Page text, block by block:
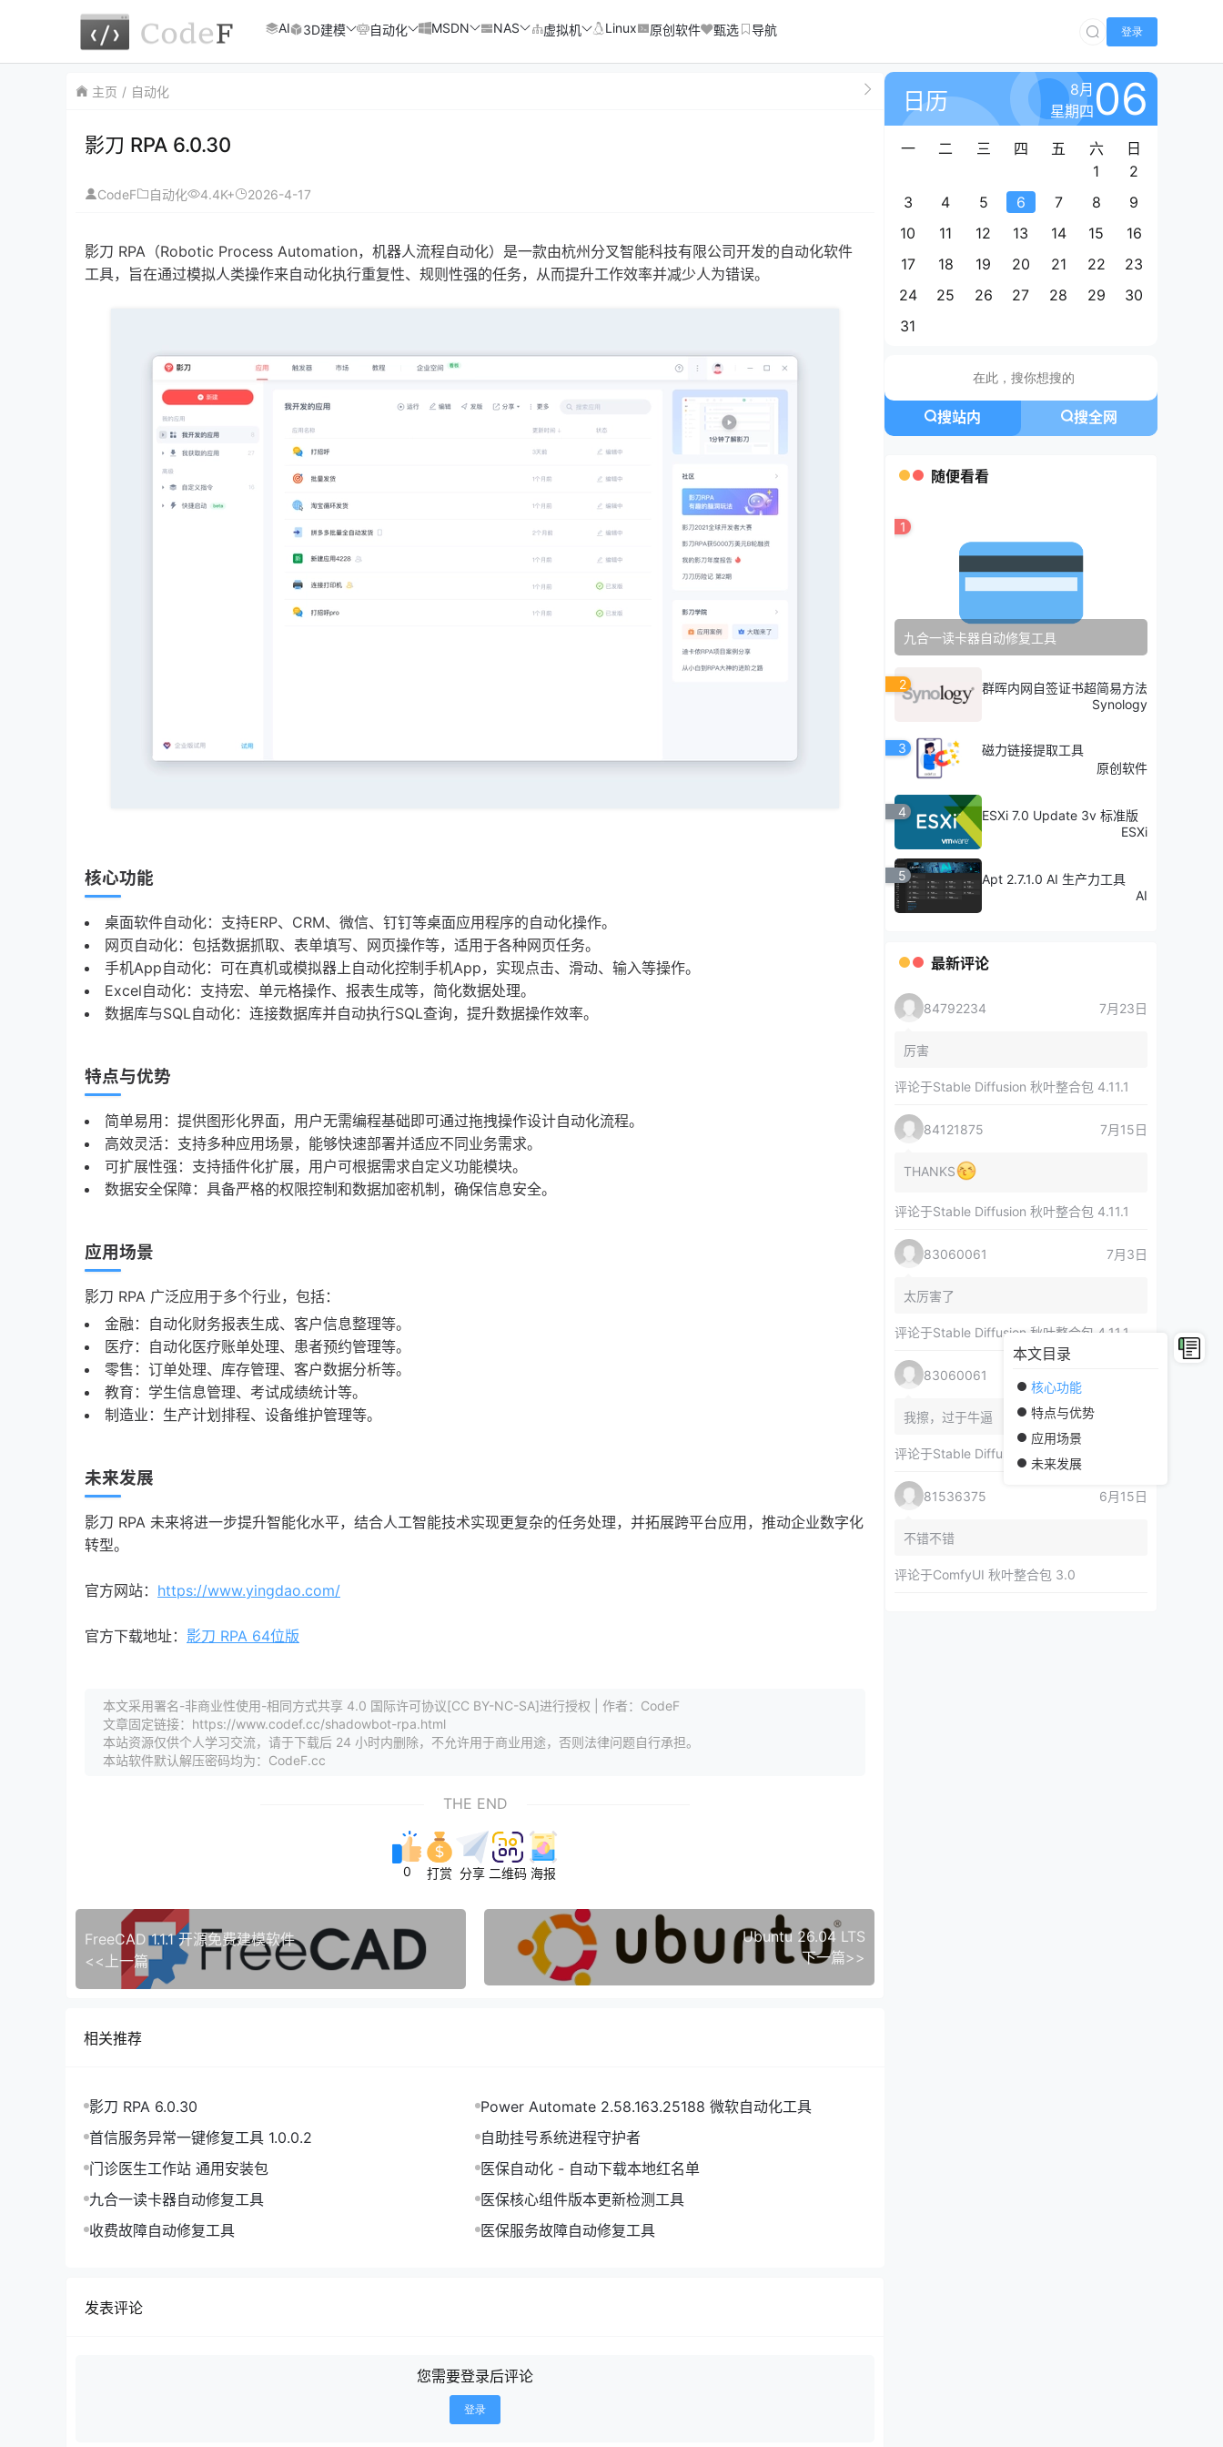
本文目录
核心功能
特点与优势
应用场景
未来发展
AI 3D建模 自动化 MSDN NAS 虚拟机 Linux 原创软件 甄选 导航 登录
主页 自动化
影刀 RPA 6.0.30
CodeF 自动化 4.4K+ 2026-4-17
影刀 RPA（Robotic Process Automation，机器人流程自动化）是一款由杭州分叉智能科技有限公司开发的自动化软件
工具，旨在通过模拟人类操作来自动化执行重复性、规则性强的任务，从而提升工作效率并减少人为错误。
核心功能
桌面软件自动化：支持ERP、CRM、微信、钉钉等桌面应用程序的自动化操作。
网页自动化：包括数据抓取、表单填写、网页操作等，适用于各种网页任务。
手机App自动化：可在真机或模拟器上自动化控制手机App，实现点击、滑动、输入等操作。
Excel自动化：支持宏、单元格操作、报表生成等，简化数据处理。
数据库与SQL自动化：连接数据库并自动执行SQL查询，提升数据操作效率。
特点与优势
简单易用：提供图形化界面，用户无需编程基础即可通过拖拽操作设计自动化流程。
高效灵活：支持多种应用场景，能够快速部署并适应不同业务需求。
可扩展性强：支持插件化扩展，用户可根据需求自定义功能模块。
数据安全保障：具备严格的权限控制和数据加密机制，确保信息安全。
应用场景
影刀 RPA 广泛应用于多个行业，包括：
金融：自动化财务报表生成、客户信息整理等。
医疗：自动化医疗账单处理、患者预约管理等。
零售：订单处理、库存管理、客户数据分析等。
教育：学生信息管理、考试成绩统计等。
制造业：生产计划排程、设备维护管理等。
未来发展
影刀 RPA 未来将进一步提升智能化水平，结合人工智能技术实现更复杂的任务处理，并拓展跨平台应用，推动企业数字化
转型。
官方网站： https://www.yingdao.com/
官方下载地址： 影刀 RPA 64位版
本文采用署名-非商业性使用-相同方式共享 4.0 国际许可协议[CC BY-NC-SA]进行授权 | 作者：CodeF
文章固定链接：https://www.codef.cc/shadowbot-rpa.html
本站资源仅供个人学习交流，请于下载后 24 小时内删除，不允许用于商业用途，否则法律问题自行承担。
本站软件默认解压密码均为：CodeF.cc
THE END
0 打赏 分享 二维码 海报
FreeCAD 1.1.1 开源免费建模软件
<<上一篇
Ubuntu 26.04 LTS
下一篇>>
相关推荐
影刀 RPA 6.0.30
Power Automate 2.58.163.25188 微软自动化工具
首信服务异常一键修复工具 1.0.0.2
自助挂号系统进程守护者
门诊医生工作站 通用安装包
医保自动化 - 自动下载本地红名单
九合一读卡器自动修复工具
医保核心组件版本更新检测工具
收费故障自动修复工具
医保服务故障自动修复工具
发表评论
您需要登录后评论
登录
日历
8月
星期四06
一 二 三 四 五 六
日
1
2
3
4 5 6 7 8
9
10
11 12 13 14 15
16
17
18 19 20 21 22
23
24
25 26 27 28 29
30
31
搜站内 搜全网
随便看看
1
九合一读卡器自动修复工具
2
群晖内网自签证书超简易方法
Synology
3
磁力链接提取工具
原创软件
4
ESXi 7.0 Update 3v 标准版
ESXi
5
Apt 2.7.1.0 AI 生产力工具
AI
最新评论
84792234 7月23日
厉害
评论于Stable Diffusion 秋叶整合包 4.11.1
84121875 7月15日
THANKS
评论于Stable Diffusion 秋叶整合包 4.11.1
83060061 7月3日
太厉害了
评论于Stable Diffusion 秋叶整合包 4.11.1
83060061
我擦，过于牛逼
评论于Stable Diffusion 秋叶整合包 4.11.1
81536375 6月15日
不错不错
评论于ComfyUI 秋叶整合包 3.0